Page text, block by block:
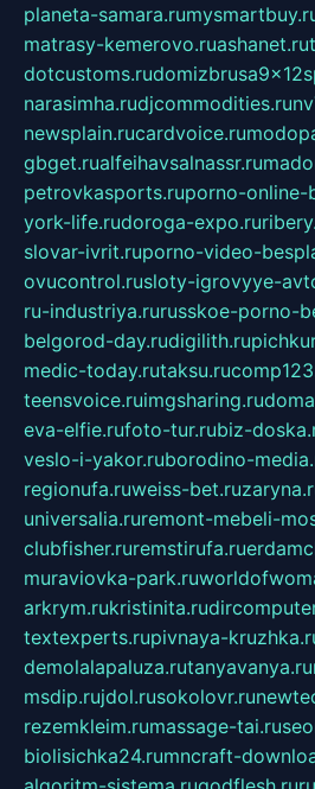
planeta-samara.ru
matrasy-kemerovo.ruashanet.ru
dotcustoms.ru
narasimha.rudjcommodities.ru
newsplain.rucardvoice.ru
gbget.rualfeihavsalnassr.ru
petrovkasports.ruporno-online-
york-life.rudoroga-expo.ru
slovar-ivrit.ruporno-video-
ovucontrol.rusloty-igrovyye-
ru-industriya.rurusskoe-porno-
belgorod-day.rudigilith.ru
medic-today.rutaksu.ru
teensvoice.ruimgsharing.ru
eva-elfie.rufoto-tur.rubiz-
veslo-i-yakor.ruborodino-
regionufa.ruweiss-bet.ru
universalia.ruremont-mebeli-
clubfisher.ruremstirufa.ru
muraviovka-park.ru
arkrym.rukristinita.ru
textexperts.rupivnaya-
demolalapaluza.rutanyavanya.ru
msdip.rujdol.rusokolovr.ru
rezemkleim.rumassage-tai.ru
biolisichka24.rumncraft-